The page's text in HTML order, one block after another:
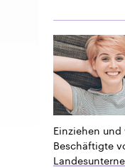
Einziehen
Beschäftigte